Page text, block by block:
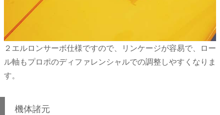
２エルロンサーボ仕様ですので、リンケージが容易で、ロー
ル軸もプロポのディファレンシャルでの調整しやすくなりま
す。
機体諸元